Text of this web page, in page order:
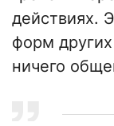
действиях.
форм
ничего